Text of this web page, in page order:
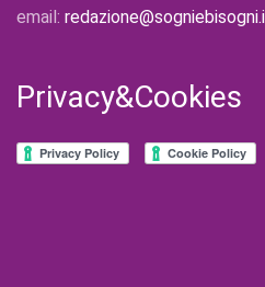
email:
Privacy&Cookies